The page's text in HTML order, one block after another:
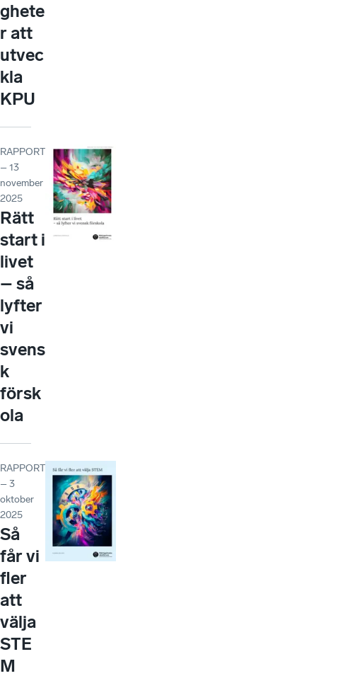
ghete
r att
utvec
kla
KPU
RAPPORT
– 13
november
2025
Rätt
start i
livet
– så
lyfter
vi
svens
k
försk
ola
RAPPORT
– 3
oktober
2025
Så
får vi
fler
att
välja
STE
M